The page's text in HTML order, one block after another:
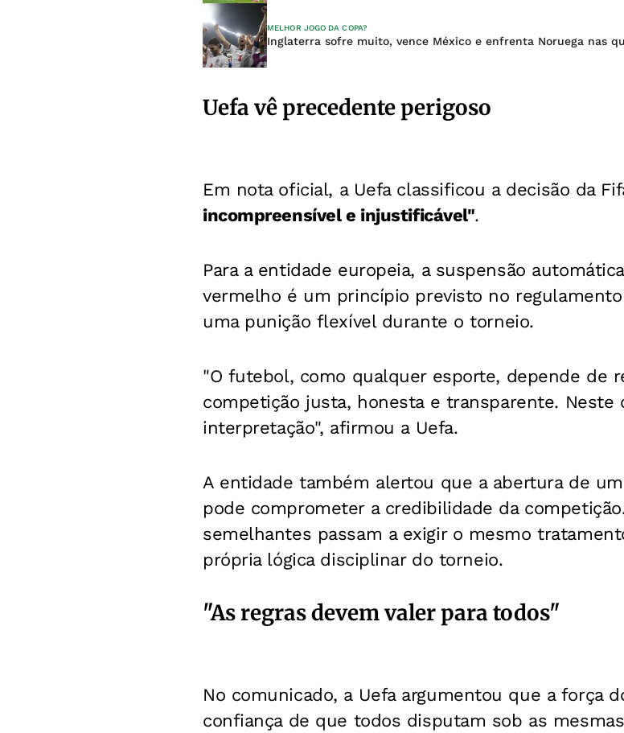
MELHOR JOGO DA COPA?
Inglaterra sofre muito, vence México e enfrenta Noruega nas
Uefa vê precedente perigoso
Em nota oficial, a Uefa classificou a decisão da
incompreensível e injustificável".
Para a entidade europeia, a suspensão
vermelho é um princípio previsto no
uma punição flexível durante o torneio.
"O futebol, como qualquer esporte, depende de
competição justa, honesta e transparente. Neste
interpretação", afirmou a Uefa.
A entidade também alertou que a abertura de
pode comprometer a credibilidade da
semelhantes passam a exigir o mesmo
própria lógica disciplinar do torneio.
"As regras devem valer para todos"
No comunicado, a Uefa argumentou que a força
confiança de que todos disputam sob as